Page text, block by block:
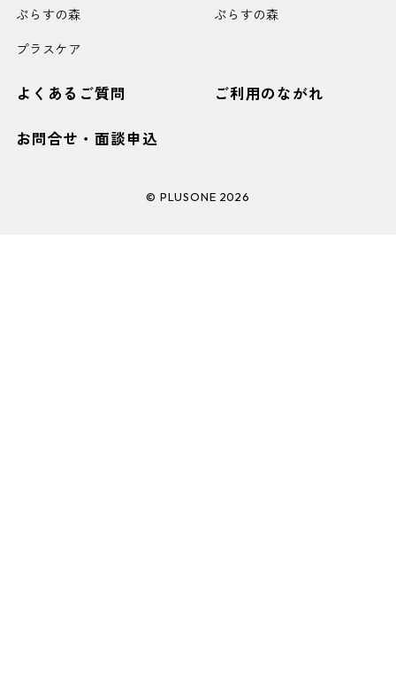
ぷらすの森
プラスケア
ぷらすの森
よくあるご質問 ご利用のながれ
お問合せ・面談申込
© PLUSONE 2026